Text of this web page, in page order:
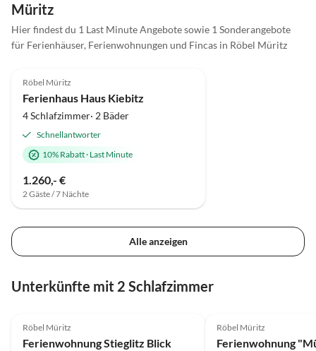
Müritz
Hier findest du 1 Last Minute Angebote sowie 1 Sonderangebote
für Ferienhäuser, Ferienwohnungen und Fincas in Röbel Müritz
Röbel Müritz
Ferienhaus Haus Kiebitz
4 Schlafzimmer· 2 Bäder
Schnellantworter
10% Rabatt· Last Minute
1.260,- €
2 Gäste / 7 Nächte
Alle anzeigen
Unterkünfte mit 2 Schlafzimmer
Röbel Müritz
Ferienwohnung Stieglitz Blick
Röbel Müritz
Ferienwohnung